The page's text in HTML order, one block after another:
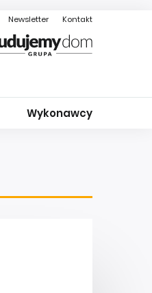
Newsletter Kontakt
Wykonawcy